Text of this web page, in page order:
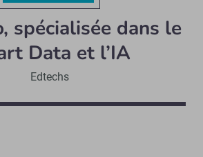
spécialisée dans le
Data et l’IA
Edtechs